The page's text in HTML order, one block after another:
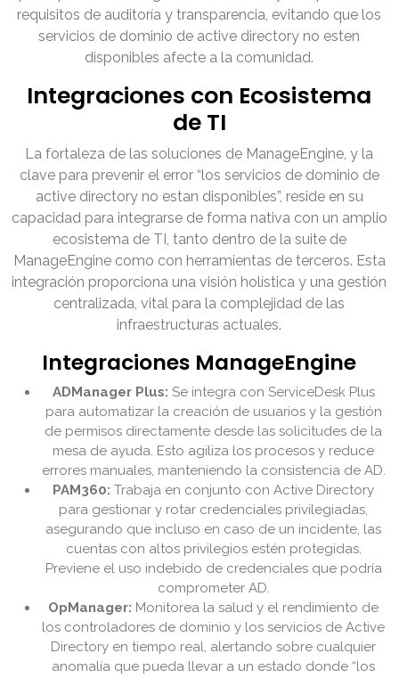
requisitos de auditoría y transparencia, evitando que los
servicios de dominio de active directory no esten
disponibles afecte a la comunidad.
Integraciones con Ecosistema
de TI
La fortaleza de las soluciones de ManageEngine, y la
clave para prevenir el error “los servicios de dominio de
active directory no estan disponibles”, reside en su
capacidad para integrarse de forma nativa con un amplio
ecosistema de TI, tanto dentro de la suite de
ManageEngine como con herramientas de terceros. Esta
integración proporciona una visión holística y una gestión
centralizada, vital para la complejidad de las
infraestructuras actuales.
Integraciones ManageEngine
ADManager Plus: Se integra con ServiceDesk Plus
para automatizar la creación de usuarios y la gestión
de permisos directamente desde las solicitudes de la
mesa de ayuda. Esto agiliza los procesos y reduce
errores manuales, manteniendo la consistencia de AD.
PAM360: Trabaja en conjunto con Active Directory
para gestionar y rotar credenciales privilegiadas,
asegurando que incluso en caso de un incidente, las
cuentas con altos privilegios estén protegidas.
Previene el uso indebido de credenciales que podría
comprometer AD.
OpManager: Monitorea la salud y el rendimiento de
los controladores de dominio y los servicios de Active
Directory en tiempo real, alertando sobre cualquier
anomalía que pueda llevar a un estado donde “los